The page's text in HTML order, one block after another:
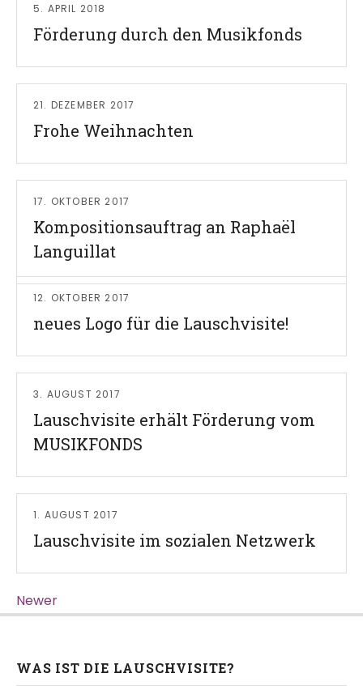
Förderung durch den Musikfonds
5. APRIL 2018
Frohe Weihnachten
21. DEZEMBER 2017
Kompositionsauftrag an Raphaël
Languillat
17. OKTOBER 2017
neues Logo für die Lauschvisite!
12. OKTOBER 2017
Read More
Lauschvisite erhält Förderung vom
MUSIKFONDS
3. AUGUST 2017
Lauschvisite im sozialen Netzwerk
1. AUGUST 2017
Posts navigation
Newer
WAS IST DIE LAUSCHVISITE?